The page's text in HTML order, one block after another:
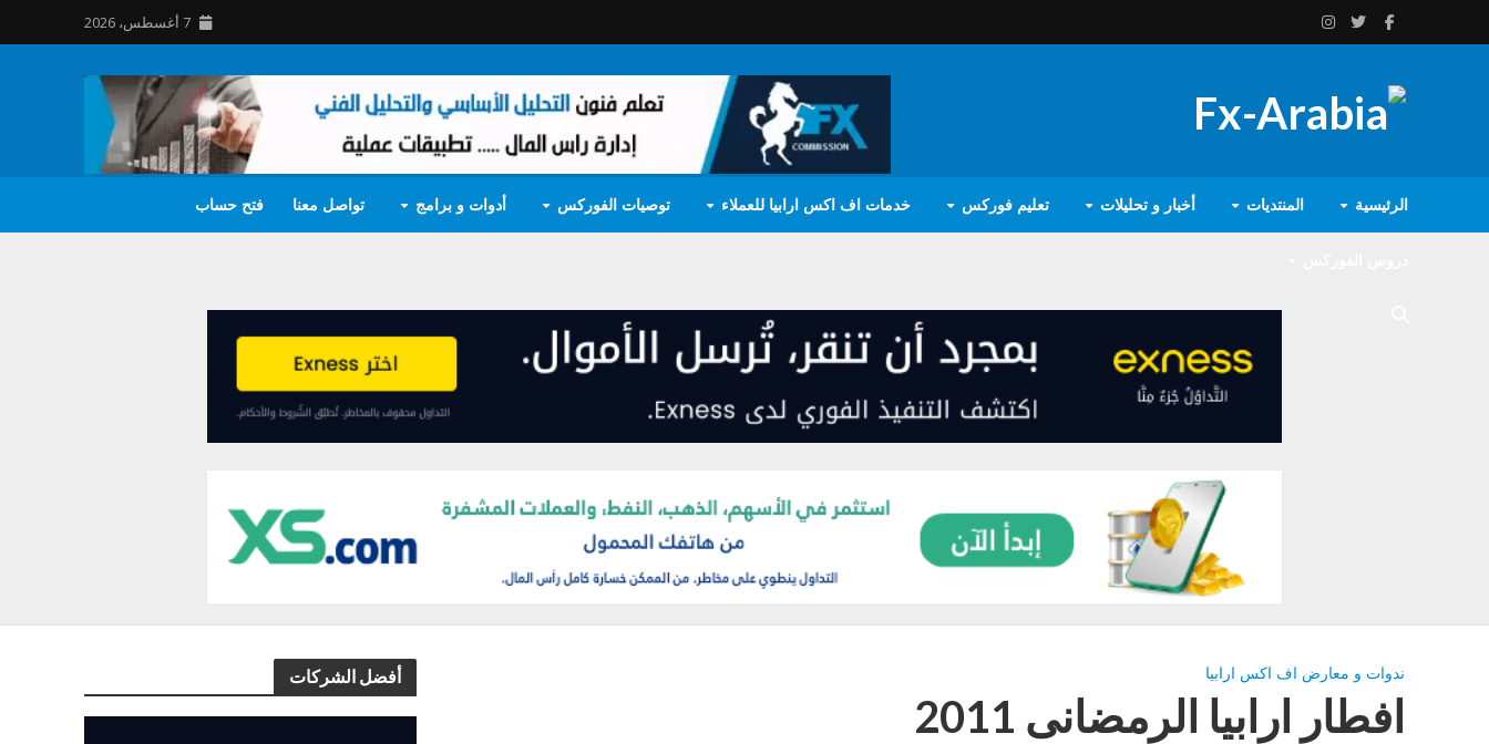
7 أغسطس، 2026
الرئيسية المنتديات أخبار و تحليلات تعليم فوركس خدمات اف اكس ارابيا للعملاء توصيات الفوركس أدوات و برامج تواصل معنا فتح حساب
أفضل الشركات ندوات و معارض اف اكس ارابيا
افطار ارابيا الرمضانى 2011